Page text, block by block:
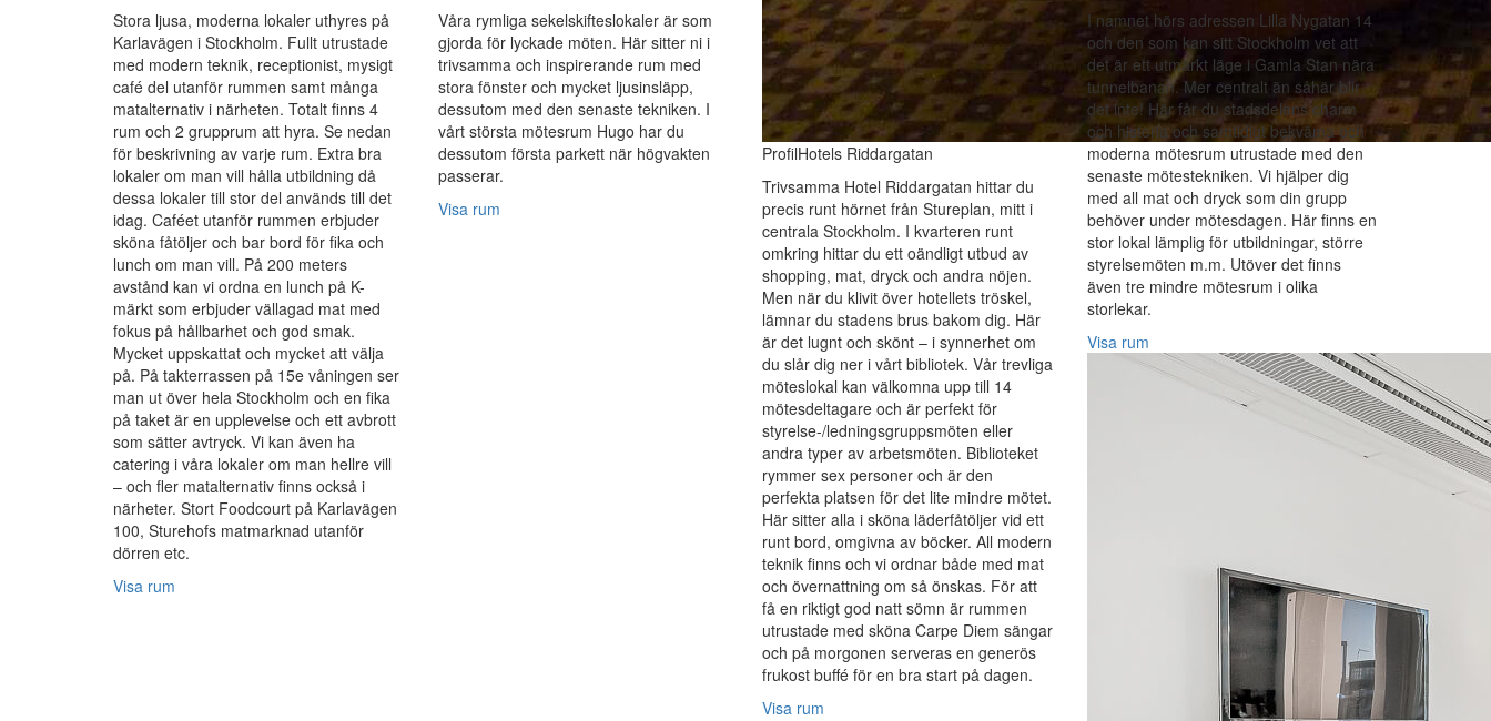
Stora ljusa, moderna lokaler uthyres på
Karlavägen i Stockholm. Fullt utrustade
med modern teknik, receptionist, mysigt
café del utanför rummen samt många
matalternativ i närheten. Totalt finns 4
rum och 2 grupprum att hyra. Se nedan
för beskrivning av varje rum. Extra bra
lokaler om man vill hålla utbildning då
dessa lokaler till stor del används till det
idag. Caféet utanför rummen erbjuder
sköna fåtöljer och bar bord för fika och
lunch om man vill. På 200 meters
avstånd kan vi ordna en lunch på K-
märkt som erbjuder vällagad mat med
fokus på hållbarhet och god smak.
Mycket uppskattat och mycket att välja
på. På takterrassen på 15e våningen ser
man ut över hela Stockholm och en fika
på taket är en upplevelse och ett avbrott
som sätter avtryck. Vi kan även ha
catering i våra lokaler om man hellre vill
– och fler matalternativ finns också i
närheter. Stort Foodcourt på Karlavägen
100, Sturehofs matmarknad utanför
dörren etc.
Visa rum
Våra rymliga sekelskifteslokaler är som
gjorda för lyckade möten. Här sitter ni i
trivsamma och inspirerande rum med
stora fönster och mycket ljusinsläpp,
dessutom med den senaste tekniken. I
vårt största mötesrum Hugo har du
dessutom första parkett när högvakten
passerar.
Visa rum
ProfilHotels Riddargatan
Trivsamma Hotel Riddargatan hittar du
precis runt hörnet från Stureplan, mitt i
centrala Stockholm. I kvarteren runt
omkring hittar du ett oändligt utbud av
shopping, mat, dryck och andra nöjen.
Men när du klivit över hotellets tröskel,
lämnar du stadens brus bakom dig. Här
är det lugnt och skönt – i synnerhet om
du slår dig ner i vårt bibliotek. Vår trevliga
möteslokal kan välkomna upp till 14
mötesdeltagare och är perfekt för
styrelse-/ledningsgruppsmöten eller
andra typer av arbetsmöten. Biblioteket
rymmer sex personer och är den
perfekta platsen för det lite mindre mötet.
Här sitter alla i sköna läderfåtöljer vid ett
runt bord, omgivna av böcker. All modern
teknik finns och vi ordnar både med mat
och övernattning om så önskas. För att
få en riktigt god natt sömn är rummen
utrustade med sköna Carpe Diem sängar
och på morgonen serveras en generös
frukost buffé för en bra start på dagen.
Visa rum
I namnet hörs adressen Lilla Nygatan 14
och den som kan sitt Stockholm vet att
det är ett utmärkt läge i Gamla Stan nära
tunnelbanan. Mer centralt än såhär blir
det inte! Här får du stadsdelens charm
och historia och samtidigt bekväma och
moderna mötesrum utrustade med den
senaste mötestekniken. Vi hjälper dig
med all mat och dryck som din grupp
behöver under mötesdagen. Här finns en
stor lokal lämplig för utbildningar, större
styrelsemöten m.m. Utöver det finns
även tre mindre mötesrum i olika
storlekar.
Visa rum